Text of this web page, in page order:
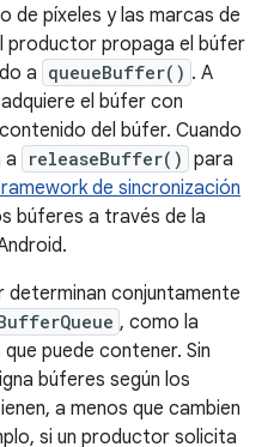
de píxeles y las marcas de
productor propaga el búfer
a queueBuffer() . A
el búfer con
del búfer. Cuando
a
releaseBuffer() para
de sincronización
búferes a través de la
determinan conjuntamente
, como la
puede contener. Sin
búferes según los
a menos que cambien
si un productor solicita